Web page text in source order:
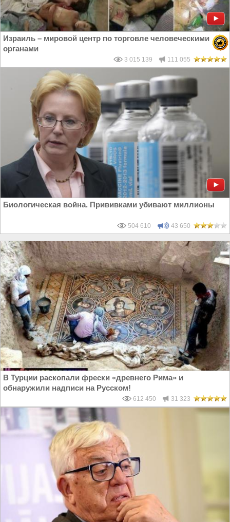
Израиль – мировой центр по торговле человеческими
органами
3 015 139 111 055
Биологическая война. Прививками убивают миллионы
504 610 43 650
В Турции раскопали фрески «древнего Рима» и
обнаружили надписи на Русском!
612 450 31 323